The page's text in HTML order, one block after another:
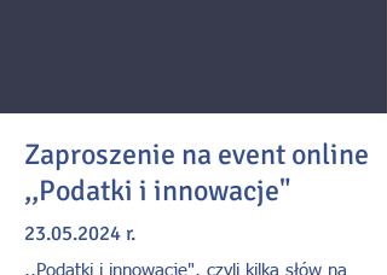
Zaproszenie na event online
,,Podatki i innowacje"
23.05.2024 r.
,,Podatki i innowacje", czyli kilka słów na